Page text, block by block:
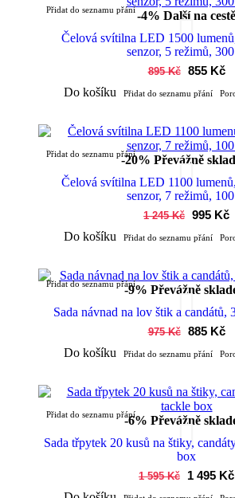
-4% Další na cestě
Přidat do seznamu přání
Čelová svítilna LED 1500
senzor, 5 režimů,
895 Kč
855 Kč
Do košíku
Přidat do seznamu přání
-20% Převážně
Přidat do seznamu přání
Čelová svítilna LED 1100
senzor, 7 režimů,
1 245 Kč 995 Kč
Do košíku
Přidat do seznamu přání
-9% Převážně
Přidat do seznamu přání
Sada návnad na lov štik a candátů,
975 Kč
885 Kč
Do košíku
Přidat do seznamu přání
-6% Převážně
Přidat do seznamu přání
Sada třpytek 20 kusů na štiky,
box
1 595 Kč
1 495 Kč